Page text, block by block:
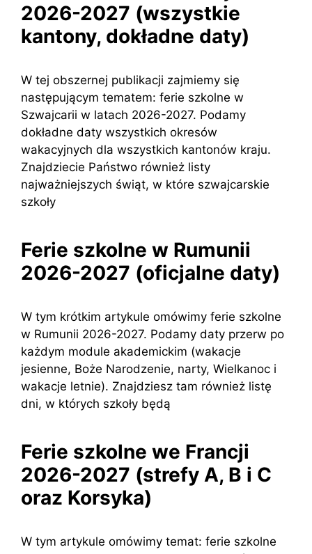
2026-2027 (wszystkie
kantony, dokładne daty)
W tej obszernej publikacji zajmiemy się
następującym tematem: ferie szkolne w
Szwajcarii w latach 2026-2027. Podamy
dokładne daty wszystkich okresów
wakacyjnych dla wszystkich kantonów kraju.
Znajdziecie Państwo również listy
najważniejszych świąt, w które szwajcarskie
szkoły
Ferie szkolne w Rumunii
2026-2027 (oficjalne daty)
W tym krótkim artykule omówimy ferie szkolne
w Rumunii 2026-2027. Podamy daty przerw po
każdym module akademickim (wakacje
jesienne, Boże Narodzenie, narty, Wielkanoc i
wakacje letnie). Znajdziesz tam również listę
dni, w których szkoły będą
Ferie szkolne we Francji
2026-2027 (strefy A, B i C
oraz Korsyka)
W tym artykule omówimy temat: ferie szkolne